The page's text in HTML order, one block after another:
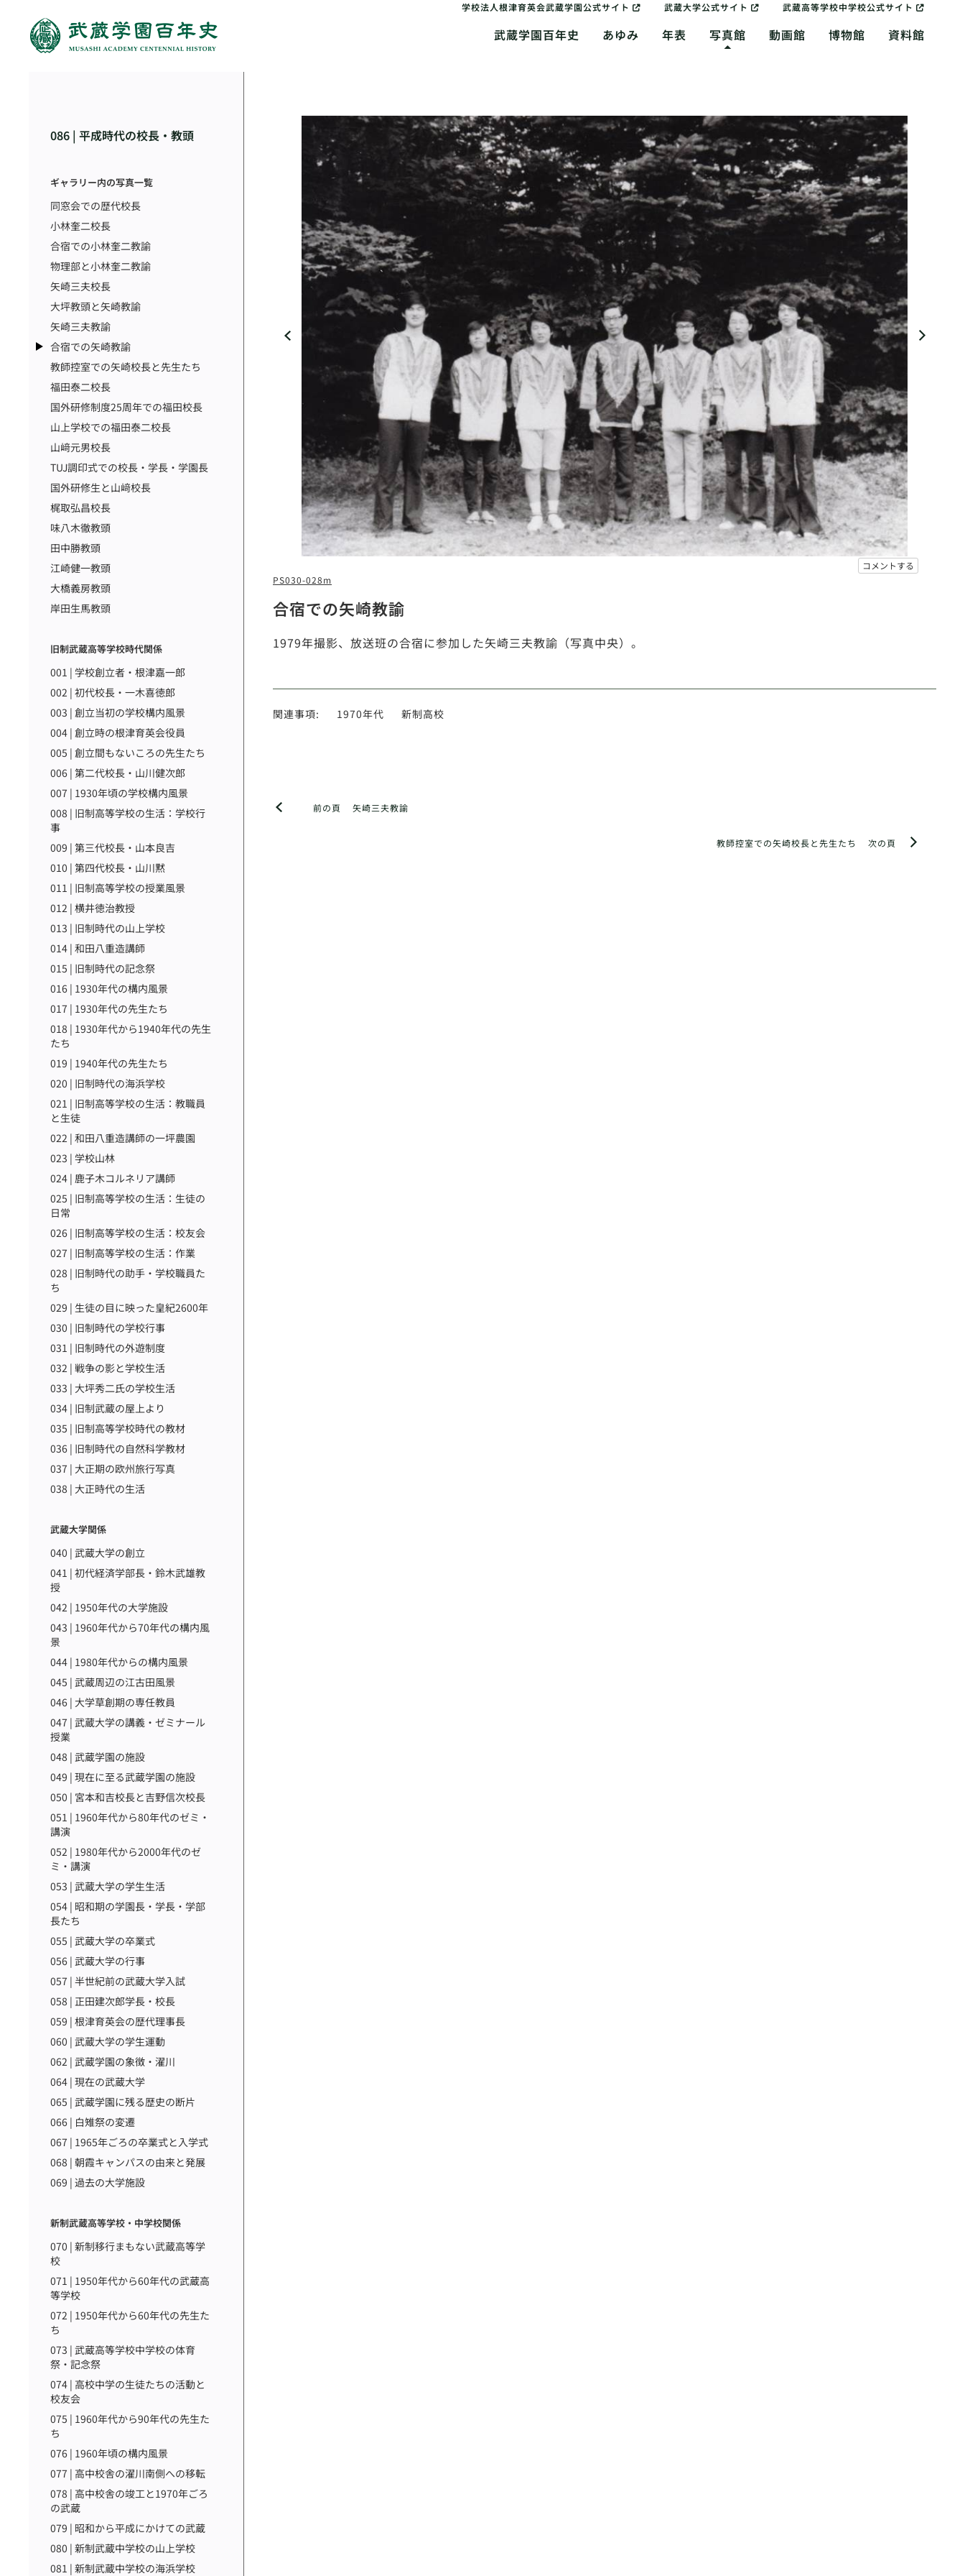
学校法人根津育英会武蔵学園公式サイト 武蔵大学公式サイト 武蔵高等学校中学校公式サイト
武蔵学園百年史 あゆみ 年表 写真館 動画館 博物館 資料館
086 | 平成時代の校長・教頭
ギャラリー内の写真一覧
同窓会での歴代校長
小林奎二校長
合宿での小林奎二教諭
物理部と小林奎二教諭
矢崎三夫校長
大坪教頭と矢崎教諭
矢崎三夫教諭
合宿での矢崎教諭
教師控室での矢崎校長と先生たち
福田泰二校長
国外研修制度25周年での福田校長
山上学校での福田泰二校長
山﨑元男校長
TUJ調印式での校長・学長・学園長
国外研修生と山﨑校長
梶取弘昌校長
味八木徹教頭
田中勝教頭
江崎健一教頭
大橋義房教頭
岸田生馬教頭
旧制武蔵高等学校時代関係
001 | 学校創立者・根津嘉一郎
002 | 初代校長・一木喜徳郎
003 | 創立当初の学校構内風景
004 | 創立時の根津育英会役員
005 | 創立間もないころの先生たち
006 | 第二代校長・山川健次郎
007 | 1930年頃の学校構内風景
008 | 旧制高等学校の生活：学校行
事
009 | 第三代校長・山本良吉
010 | 第四代校長・山川黙
011 | 旧制高等学校の授業風景
012 | 横井徳治教授
013 | 旧制時代の山上学校
014 | 和田八重造講師
015 | 旧制時代の記念祭
016 | 1930年代の構内風景
017 | 1930年代の先生たち
018 | 1930年代から1940年代の先生
たち
019 | 1940年代の先生たち
020 | 旧制時代の海浜学校
021 | 旧制高等学校の生活：教職員
と生徒
022 | 和田八重造講師の一坪農園
023 | 学校山林
024 | 鹿子木コルネリア講師
025 | 旧制高等学校の生活：生徒の
日常
026 | 旧制高等学校の生活：校友会
027 | 旧制高等学校の生活：作業
028 | 旧制時代の助手・学校職員た
ち
029 | 生徒の目に映った皇紀2600年
030 | 旧制時代の学校行事
031 | 旧制時代の外遊制度
032 | 戦争の影と学校生活
033 | 大坪秀二氏の学校生活
034 | 旧制武蔵の屋上より
035 | 旧制高等学校時代の教材
036 | 旧制時代の自然科学教材
037 | 大正期の欧州旅行写真
038 | 大正時代の生活
武蔵大学関係
040 | 武蔵大学の創立
041 | 初代経済学部長・鈴木武雄教
授
042 | 1950年代の大学施設
043 | 1960年代から70年代の構内風
景
044 | 1980年代からの構内風景
045 | 武蔵周辺の江古田風景
046 | 大学草創期の専任教員
047 | 武蔵大学の講義・ゼミナール
授業
048 | 武蔵学園の施設
049 | 現在に至る武蔵学園の施設
050 | 宮本和吉校長と吉野信次校長
051 | 1960年代から80年代のゼミ・
講演
052 | 1980年代から2000年代のゼ
ミ・講演
053 | 武蔵大学の学生生活
054 | 昭和期の学園長・学長・学部
長たち
055 | 武蔵大学の卒業式
056 | 武蔵大学の行事
057 | 半世紀前の武蔵大学入試
058 | 正田建次郎学長・校長
059 | 根津育英会の歴代理事長
060 | 武蔵大学の学生運動
062 | 武蔵学園の象徴・濯川
064 | 現在の武蔵大学
065 | 武蔵学園に残る歴史の断片
066 | 白雉祭の変遷
067 | 1965年ごろの卒業式と入学式
068 | 朝霞キャンパスの由来と発展
069 | 過去の大学施設
新制武蔵高等学校・中学校関係
070 | 新制移行まもない武蔵高等学
校
071 | 1950年代から60年代の武蔵高
等学校
072 | 1950年代から60年代の先生た
ち
073 | 武蔵高等学校中学校の体育
祭・記念祭
074 | 高校中学の生徒たちの活動と
校友会
075 | 1960年代から90年代の先生た
ち
076 | 1960年頃の構内風景
077 | 高中校舎の濯川南側への移転
078 | 高中校舎の竣工と1970年ごろ
の武蔵
079 | 昭和から平成にかけての武蔵
080 | 新制武蔵中学校の山上学校
081 | 新制武蔵中学校の海浜学校
コメントする
PS030-028m
合宿での矢崎教諭
1979年撮影、放送班の合宿に参加した矢崎三夫教諭（写真中央）。
関連事項: 1970年代 新制高校
前の頁 矢崎三夫教諭
次の頁
教師控室での矢崎校長と先生たち